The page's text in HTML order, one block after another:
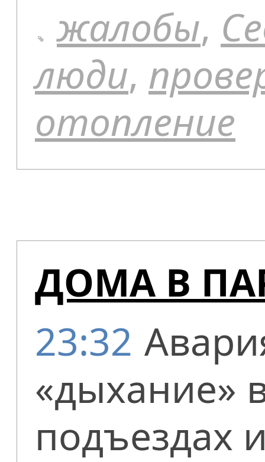
жалобы,
люди,
отопление
ДОМА В
23:32
«дыхание»
подъездах